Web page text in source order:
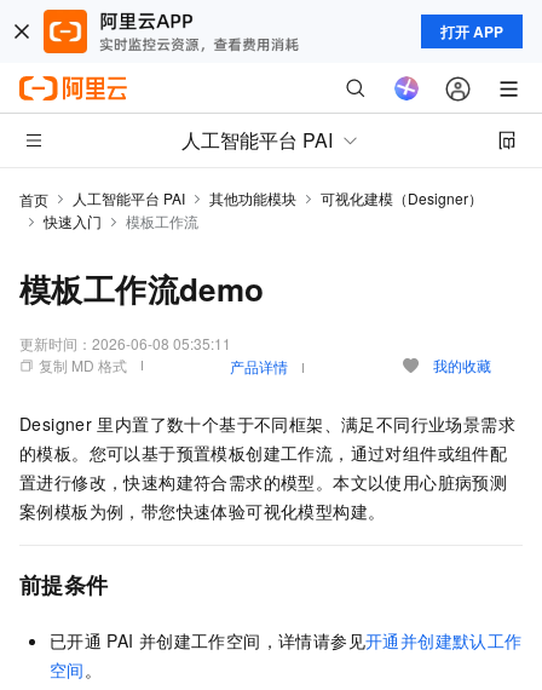
打开 APP
人工智能平台 PAI
首页 人工智能平台 PAI 其他功能模块
可视化建模（Designer）
快速入门
模板工作流
模板工作流demo
更新时间： 2026-06-08 05:35:11
复制 MD 格式
产品详情 我的收藏
Designer 里内置了数十个基于不同框架、满足不同行业场景需求
的模板。您可以基于预置模板创建工作流，通过对组件或组件配
置进行修改，快速构建符合需求的模型。本文以使用心脏病预测
案例模板为例，带您快速体验可视化模型构建。
前提条件
已开通 PAI 并创建工作空间，详情请参见开通并创建默认工作
空间。